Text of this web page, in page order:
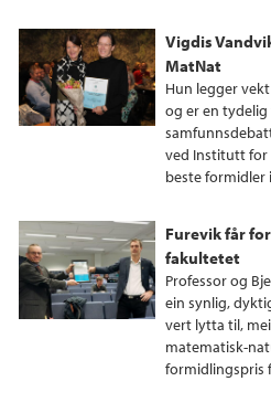
Vigdis
MatNat
Hun legger
og er en
ved Institutt for
beste formidler
Furevik får
fakultetet
Professor og
ein synlig,
vert lytta til,
matematisk-
formidlingspris